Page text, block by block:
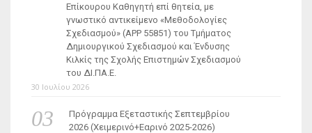
Επίκουρου Καθηγητή επί θητεία, με
γνωστικό αντικείμενο «Μεθοδολογίες
Σχεδιασμού» (ΑΡΡ 55851) του Τμήματος
Δημιουργικού Σχεδιασμού και Ένδυσης
Κιλκίς της Σχολής Επιστημών Σχεδιασμού
του ΔΙ.ΠΑ.Ε.
30 Ιουλίου 2026
Πρόγραμμα Εξεταστικής Σεπτεμβρίου
2026 (Χειμερινό+Εαρινό 2025-2026)